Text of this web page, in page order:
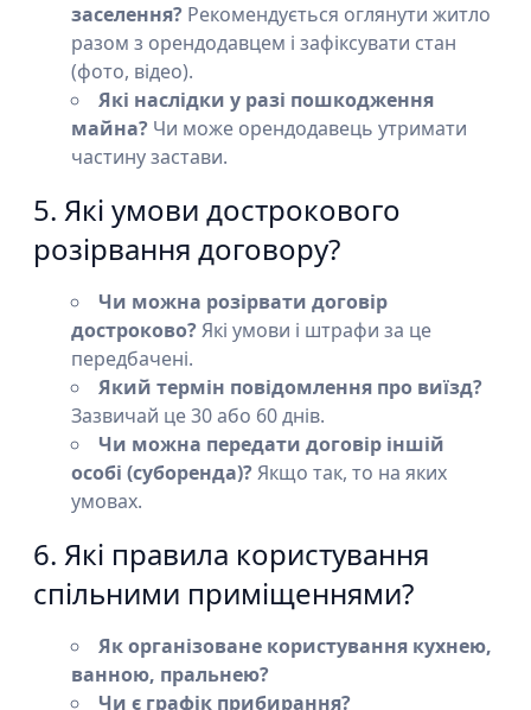
заселення? Рекомендується оглянути житло
разом з орендодавцем і зафіксувати стан
(фото, відео).
Які наслідки у разі пошкодження
майна? Чи може орендодавець утримати
частину застави.
5. Які умови дострокового
розірвання договору?
Чи можна розірвати договір
достроково?Які умови і штрафи за це
передбачені.
Який термін повідомлення про виїзд?
Зазвичай це 30 або 60 днів.
Чи можна передати договір іншій
особі (суборенда)?Якщо так, то на яких
умовах.
6. Які правила користування
спільними приміщеннями?
Як організоване користування кухнею,
ванною, пральнею?
Чи є графік прибирання?